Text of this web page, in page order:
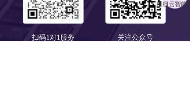
扫码1对1服务 关注公众号